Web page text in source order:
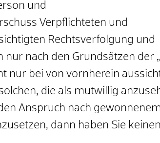
und
Verpflichteten und
Rechtsverfolgung und
nur nach den Grundsätzen der
nur bei von vornherein
die als mutwillig
Anspruch nach
dann haben Sie